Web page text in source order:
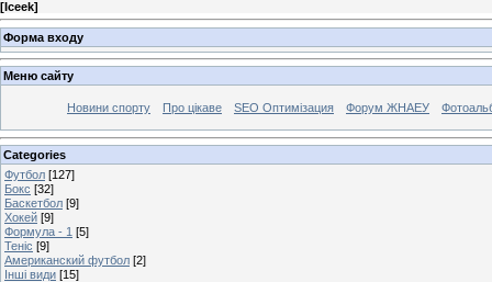
[Iceek]
Форма входу
Меню сайту
Новини спорту Про цікаве SEO Оптимізация Форум ЖНАЕУ
Categories
Футбол [127]
Бокс [32]
Баскетбол [9]
Хокей [9]
Формула - 1 [5]
Теніс [9]
Американский футбол [2]
Інші види [15]